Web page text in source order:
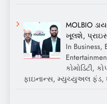
MOLBIO
ખૂલશે,
In Business,
કોમોડિટી,
ફાઇનાન્સ, મ્યુચ્યુઅલ ફંડ,